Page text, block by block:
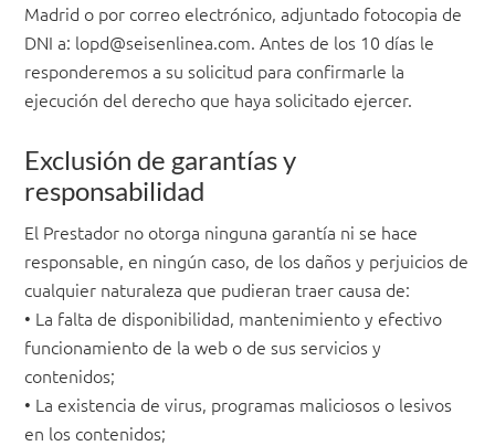
Madrid o por correo electrónico, adjuntado fotocopia de
DNI a: lopd@seisenlinea.com. Antes de los 10 días le
responderemos a su solicitud para confirmarle la
ejecución del derecho que haya solicitado ejercer.
Exclusión de garantías y
responsabilidad
El Prestador no otorga ninguna garantía ni se hace
responsable, en ningún caso, de los daños y perjuicios de
cualquier naturaleza que pudieran traer causa de:
• La falta de disponibilidad, mantenimiento y efectivo
funcionamiento de la web o de sus servicios y
contenidos;
• La existencia de virus, programas maliciosos o lesivos
en los contenidos;